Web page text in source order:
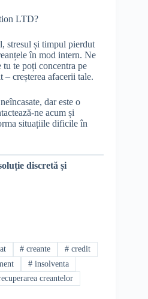
LTD?
stresul și timpul pierdut
în mod intern. Ne
te poți concentra pe
– creșterea afacerii tale.
dar este o
ne acum și
situațiile dificile în
discretă și
# creante # credit
# insolventa
creantelor